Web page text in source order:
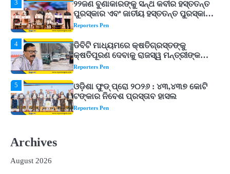
4
ଡିବିଟି ମାଧ୍ୟମରେ କ୍ଷତିଗ୍ରସ୍ତଙ୍କୁ
କ୍ଷତିପୂରଣ ଦେବାକୁ ରାଜସ୍ୱ ମନ୍ତ୍ରୀଙ୍କ
ନିର୍ଦ୍ଦେଶ
Reporters Pen
5
ଓଡ଼ିଶା ଫୁଡ୍ ପ୍ରୋ ୨୦୨୬ : ୪୩,୪୩୭ କୋଟି
ଟଙ୍କାର ନିବେଶ ପ୍ରସ୍ତାବ ହାସଲ
Reporters Pen
1
ଘରର ବାସ୍ତୁଦୋଷ ଦୂର କରିବ ଲିଲି ଫୁଲ!
Reporters Pen
Archives
August 2026